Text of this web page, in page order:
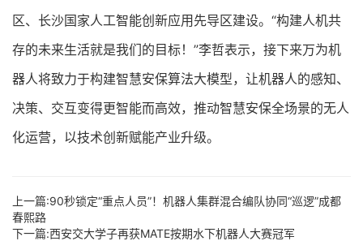
区、长沙国家人工智能创新应用先导区建设。“构建人机共
存的未来生活就是我们的目标！”李哲表示，接下来万为机
器人将致力于构建智慧安保算法大模型，让机器人的感知、
决策、交互变得更智能而高效，推动智慧安保全场景的无人
化运营，以技术创新赋能产业升级。
上一篇:90秒锁定“重点人员”！机器人集群混合编队协同“巡逻”成都
春熙路
下一篇:西安交大学子再获MATE按期水下机器人大赛冠军